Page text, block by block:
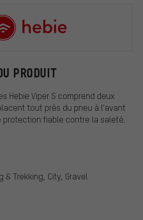
PRODUIT
Hebie Viper S comprend deux
tout près du pneu à l'avant
protection fiable contre la saleté.
& Trekking, City, Gravel